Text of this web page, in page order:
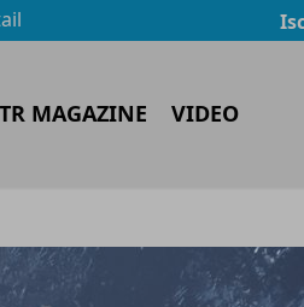
TR MAGAZINE VIDEO